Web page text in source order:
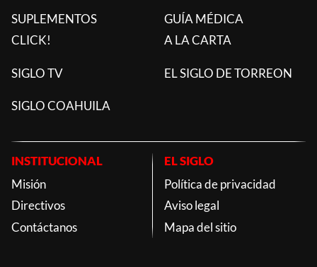
SUPLEMENTOS
CLICK!
GUÍA MÉDICA
A LA CARTA
SIGLO TV EL SIGLO DE TORREON
SIGLO COAHUILA
INSTITUCIONAL
Misión
Directivos
Contáctanos
EL SIGLO
Política de privacidad
Aviso legal
Mapa del sitio